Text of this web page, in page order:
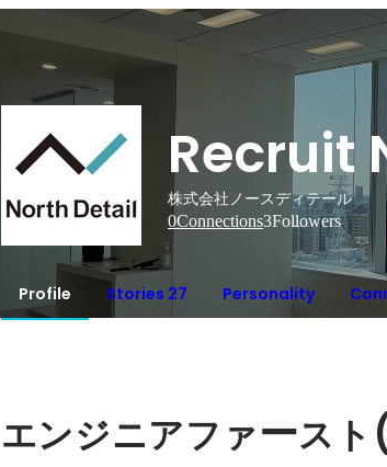
Recruit
株式会社ノースディテール
0Connections3Followers
Profile Stories 27 Personality
エンジニアファースト